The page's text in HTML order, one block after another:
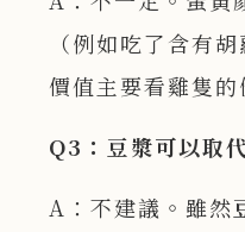
（例如吃了含有
價值主要看雞隻
Q3 ：豆漿可以取
A：不建議。雖然